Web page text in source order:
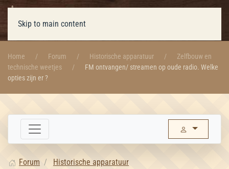
Skip to main content
Home Forum Historische apparatuur
Zelfbouw en
technische weetjes
FM ontvangen/ streamen op oude radio. Welke
opties zijn er ?
Forum
Historische apparatuur